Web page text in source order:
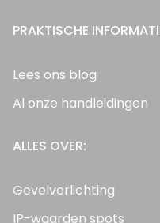
PRAKTISCHE
Lees ons blog
Al onze handleidingen
ALLES OVER:
Gevelverlichting
IP-waarden spots